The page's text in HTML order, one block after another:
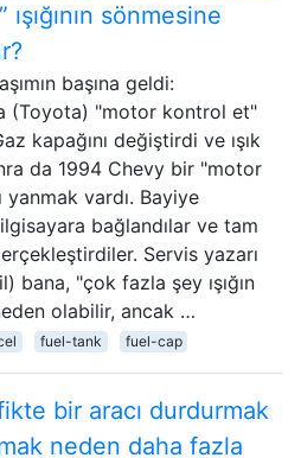
sönmesine
başına geldi:
(Toyota) "motor kontrol et"
kapağını değiştirdi ve ışık
da 1994 Chevy bir "motor
yanmak vardı. Bayiye
bağlandılar ve tam
Servis yazarı
bana, "çok fazla şey ışığın
olabilir, ancak …
fuel-tank fuel-cap
bir aracı durdurmak
neden daha fazla